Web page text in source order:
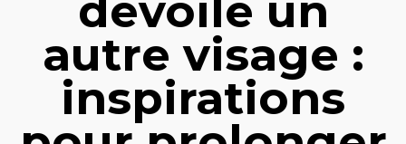
dévoile un
autre visage :
inspirations